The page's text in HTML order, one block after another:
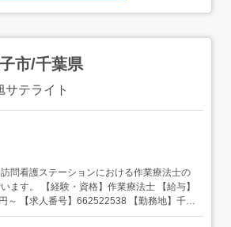
市/千葉県
サテライト
訪問看護ステーションにおける作業療法士の
ます。 【経験・資格】作業療法士 【給与】
～ 【求人番号】662522538 【勤務地】千葉
105 【市区町村】銚子市 【都道府県】千葉